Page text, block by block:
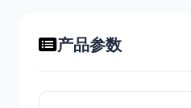
产品参数